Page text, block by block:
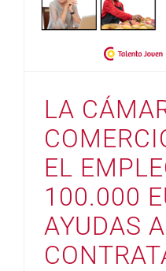
LA
EL
100.000
AYUDAS